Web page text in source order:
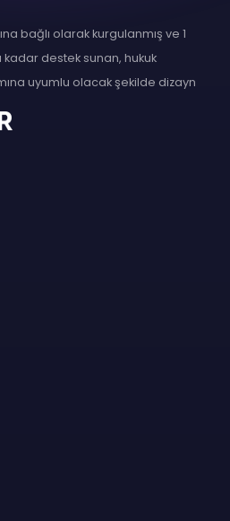
bağlı olarak kurgulanmış ve 1
kadar destek sunan, hukuk
uyumlu olacak şekilde dizayn